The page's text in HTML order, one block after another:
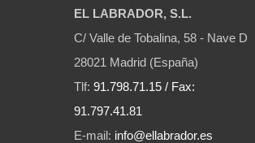
EL LABRADOR, S.L.
C/ Valle de Tobalina, 58 - Nave D
28021 Madrid (España)
Tlf: 91.798.71.15 / Fax:
91.797.41.81
E-mail: info@ellabrador.es